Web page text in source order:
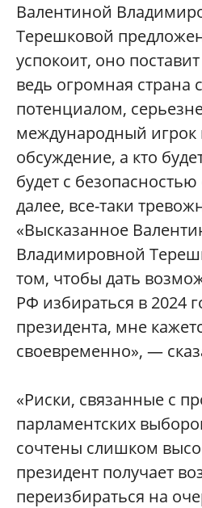
Валентиной
Терешковой
успокоит, оно
ведь огромная страна
потенциалом,
международный игрок
обсуждение, а кто
будет с
далее, все-таки
«Высказанное
Владимировной
том, чтобы дать
РФ избираться в 2024
президента, мне
своевременно», —
«Риски, связанные с
парламентских
сочтены слишком
президент получает
переизбираться на